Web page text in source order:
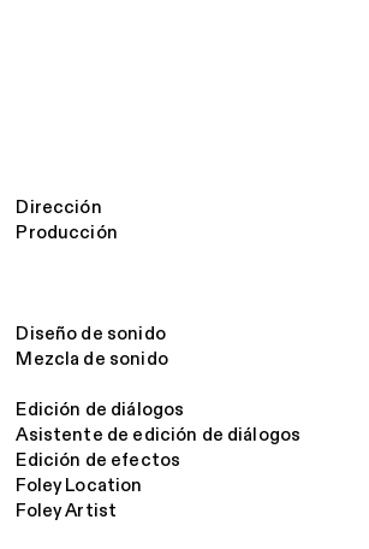
Dirección
Producción
Diseño de sonido
Mezcla de sonido
Edición de diálogos
Asistente de edición de diálogos
Edición de efectos
Foley Location
Foley Artist